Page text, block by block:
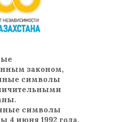
законом,
символы
символы
4 июня 1992 года.